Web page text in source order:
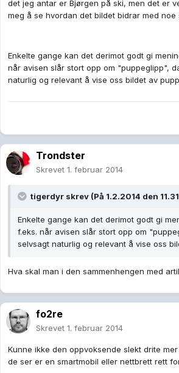
det jeg antar er Bjørgen på ski, men det er
meg å se hvordan det bildet bidrar med noe
Enkelte gange kan det derimot godt gi
når avisen slår stort opp om "puppeglipp",
naturlig og relevant å vise oss bildet av
Trondster
Skrevet 1. februar 2014
tigerdyr skrev (På 1.2.2014 den
Enkelte gange kan det derimot godt gi
f.eks. når avisen slår stort opp om
selvsagt naturlig og relevant å vise oss
Hva skal man i den sammenhengen med
fo2re
Skrevet 1. februar 2014
Kunne ikke den oppvoksende slekt drite
de ser er en smartmobil eller nettbrett rett